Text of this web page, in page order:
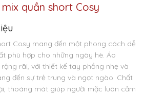
quần short Cosy
Cosy mang đến một phong cách dễ
phù hợp cho những ngày hè. Áo
rãi, với thiết kế tay phồng nhẹ và
đến sự trẻ trung và ngọt ngào. Chất
thoáng mát giúp người mặc luôn cảm